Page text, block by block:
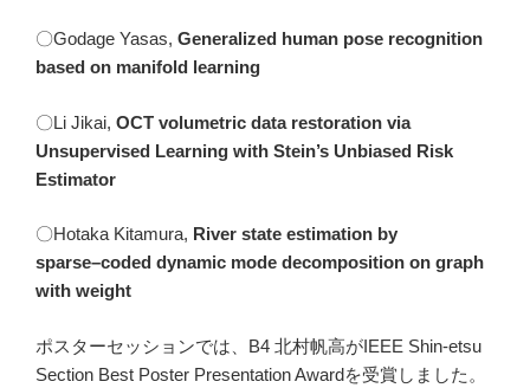
〇Godage Yasas, Generalized human pose recognition
based on manifold learning
〇Li Jikai, OCT volumetric data restoration via
Unsupervised Learning with Stein’s Unbiased Risk
Estimator
〇Hotaka Kitamura, River state estimation by
sparse–coded dynamic mode decomposition on graph
with weight
ポスターセッションでは、B4 北村帆高がIEEE Shin-etsu
Section Best Poster Presentation Awardを受賞しました。